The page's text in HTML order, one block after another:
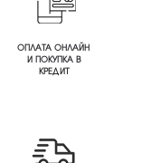
ОПЛАТА ОНЛАЙН
И ПОКУПКА В
КРЕДИТ